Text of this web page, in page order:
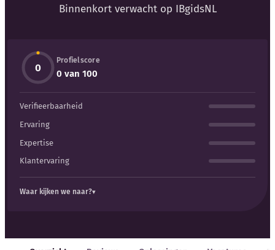
Externe bronnen
Woordenboek
Auteurs
Binnenkort verwacht op IBgidsNL
0
Profielscore
0 van 100
Verifieerbaarheid
Ervaring
Expertise
Klantervaring
Waar kijken we naar?